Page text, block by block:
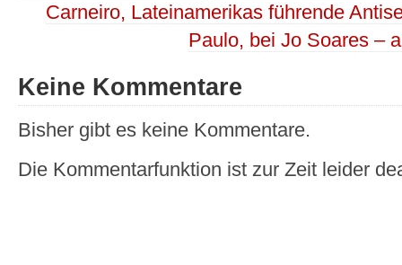
Carneiro, Lateinamerikas führende
Paulo, bei Jo Soares –
Keine Kommentare
Bisher gibt es keine Kommentare.
Die Kommentarfunktion ist zur Zeit leider